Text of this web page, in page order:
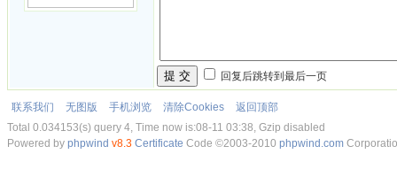
提 交 回复后跳转到最后一页
联系我们 无图版 手机浏览 清除Cookies
返回顶部
Total 0.034153(s) query 4, Time now is:08-11 03:38, Gzip disabled
Powered by phpwind v8.3 Certificate Code ©2003-2010 phpwind.com